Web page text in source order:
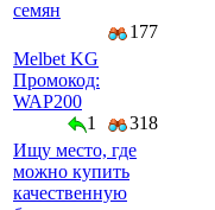
семян
177
Melbet KG
Промокод:
WAP200
1
318
Ищу место, где
можно купить
качественную